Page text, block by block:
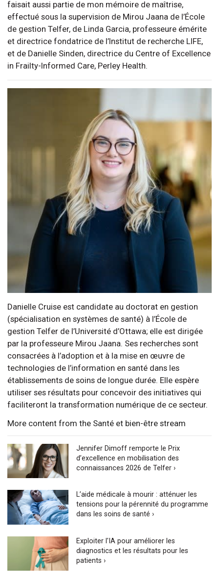
faisait aussi partie de mon mémoire de maîtrise,
effectué sous la supervision de Mirou Jaana de l’École
de gestion Telfer, de Linda Garcia, professeure émérite
et directrice fondatrice de l’Institut de recherche LIFE,
et de Danielle Sinden, directrice du Centre of Excellence
in Frailty-Informed Care, Perley Health.
Danielle Cruise est candidate au doctorat en gestion
(spécialisation en systèmes de santé) à l’École de
gestion Telfer de l’Université d’Ottawa; elle est dirigée
par la professeure Mirou Jaana. Ses recherches sont
consacrées à l’adoption et à la mise en œuvre de
technologies de l’information en santé dans les
établissements de soins de longue durée. Elle espère
utiliser ses résultats pour concevoir des initiatives qui
faciliteront la transformation numérique de ce secteur.
More content from the Santé et bien-être stream
Jennifer Dimoff remporte le Prix
d’excellence en mobilisation des
connaissances 2026 de Telfer ›
L’aide médicale à mourir : atténuer les
tensions pour la pérennité du programme
dans les soins de santé ›
Exploiter l'IA pour améliorer les
diagnostics et les résultats pour les
patients ›